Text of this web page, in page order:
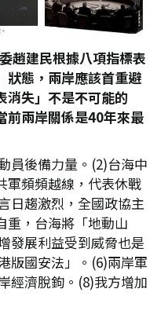
趙建民根據八項指標表
狀態，兩岸應該首重避
消失」不是不可能的
前兩岸關係是40年來最
員後備力量。(2)台海中
軍頻頻越線，代表休戰
日趨激烈，全國政協主
重，台海將「地動山
發展利益受到威脅也是
版國安法」。(6)兩岸軍
經濟脫鉤。(8)我方增加